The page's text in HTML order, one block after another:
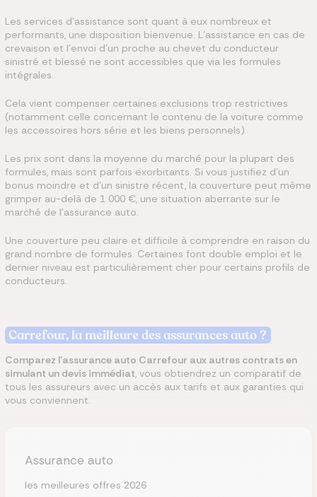
Les services d’assistance sont quant à eux nombreux et
performants, une disposition bienvenue. L’assistance en cas de
crevaison et l’envoi d’un proche au chevet du conducteur
sinistré et blessé ne sont accessibles que via les formules
intégrales.
Cela vient compenser certaines exclusions trop restrictives
(notamment celle concernant le contenu de la voiture comme
les accessoires hors série et les biens personnels).
Les prix sont dans la moyenne du marché pour la plupart des
formules, mais sont parfois exorbitants. Si vous justifiez d’un
bonus moindre et d’un sinistre récent, la couverture peut même
grimper au-delà de 1 000 €, une situation aberrante sur le
marché de l’assurance auto.
Une couverture peu claire et difficile à comprendre en raison du
grand nombre de formules. Certaines font double emploi et le
dernier niveau est particulièrement cher pour certains profils de
conducteurs.
Carrefour, la meilleure des assurances auto ?
Comparez l'assurance auto Carrefour aux autres contrats en
simulant un devis immédiat, vous obtiendrez un comparatif de
tous les assureurs avec un accès aux tarifs et aux garanties qui
vous conviennent.
Assurance auto
les meilleures offres 2026